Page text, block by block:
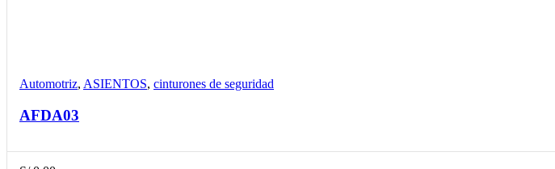
Automotriz, ASIENTOS, cinturones de seguridad
AFDA03